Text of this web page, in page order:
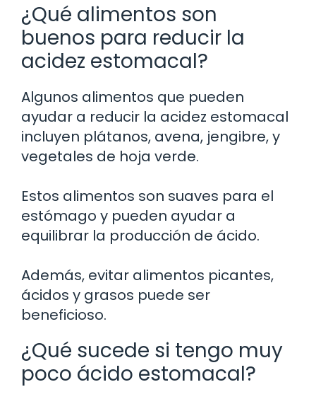
¿Qué alimentos son
buenos para reducir la
acidez estomacal?
Algunos alimentos que pueden
ayudar a reducir la acidez estomacal
incluyen plátanos, avena, jengibre, y
vegetales de hoja verde.
Estos alimentos son suaves para el
estómago y pueden ayudar a
equilibrar la producción de ácido.
Además, evitar alimentos picantes,
ácidos y grasos puede ser
beneficioso.
¿Qué sucede si tengo muy
poco ácido estomacal?